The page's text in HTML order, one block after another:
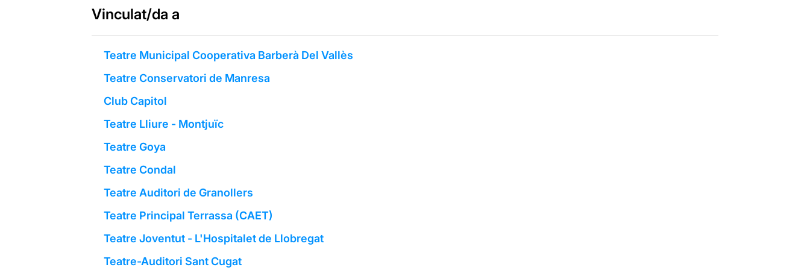
Vinculat/da a
Teatre Municipal Cooperativa Barberà Del Vallès
Teatre Conservatori de Manresa
Club Capitol
Teatre Lliure - Montjuïc
Teatre Goya
Teatre Condal
Teatre Auditori de Granollers
Teatre Principal Terrassa (CAET)
Teatre Joventut - L'Hospitalet de Llobregat
Teatre-Auditori Sant Cugat